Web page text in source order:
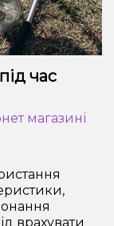
час
магазині
врахувати